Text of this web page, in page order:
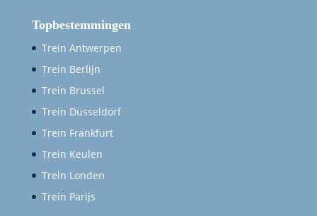
Topbestemmingen
Trein Antwerpen
Trein Berlijn
Trein Brussel
Trein Düsseldorf
Trein Frankfurt
Trein Keulen
Trein Londen
Trein Parijs